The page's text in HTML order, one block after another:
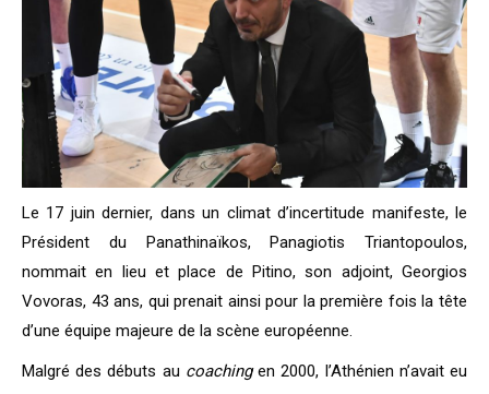
Le 17 juin dernier, dans un climat d’incertitude manifeste, le
Président du Panathinaïkos, Panagiotis Triantopoulos,
nommait en lieu et place de Pitino, son adjoint, Georgios
Vovoras, 43 ans, qui prenait ainsi pour la première fois la tête
d’une équipe majeure de la scène européenne.
Malgré des débuts au coachingen 2000, l’Athénien n’avait eu